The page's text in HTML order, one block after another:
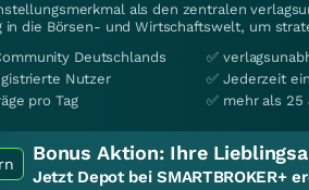
als den zentralen
in die Börsen- und Wirtschaftswelt, um
Deutschlands
Nutzer
pro Tag
✅
✅ Jederzeit
✅ mehr als 25
Bonus Aktion: Ihre
Jetzt Depot bei SMARTBROKER+